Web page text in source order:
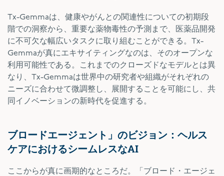
Tx-Gemmaは、健康やがんとの関連性についての初期段
階での洞察から、重要な薬物毒性の予測まで、医薬品開発
に不可欠な幅広いタスクに取り組むことができる。Tx-
Gemmaが真にエキサイティングなのは、そのオープンな
利用可能性である。これまでのクローズドなモデルとは異
なり、Tx-Gemmaは世界中の研究者や組織がそれぞれの
ニーズに合わせて微調整し、展開することを可能にし、共
同イノベーションの新時代を促進する。
ブロードエージェント」のビジョン：ヘルス
ケアにおけるシームレスなAI
ここからが真に画期的なところだ。「ブロード・エージェ